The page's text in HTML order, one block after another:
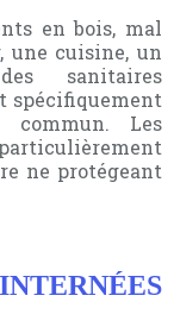
en bois, mal
une cuisine, un
sanitaires
spécifiquement
Les
ne protégeant